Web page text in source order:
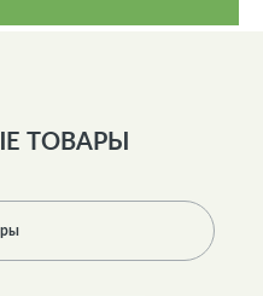
ТОВАРЫ